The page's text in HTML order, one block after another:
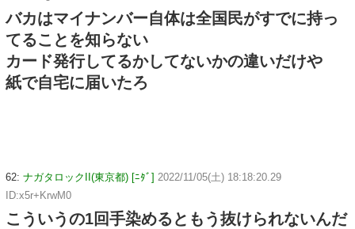
バカはマイナンバー自体は全国民がすでに持っ
てることを知らない
カード発行してるかしてないかの違いだけや
紙で自宅に届いたろ
62: ナガタロックII(東京都) [ﾆﾀﾞ] 2022/11/05(土) 18:18:20.29
ID:x5r+KrwM0
こういうの1回手染めるともう抜けられないんだ